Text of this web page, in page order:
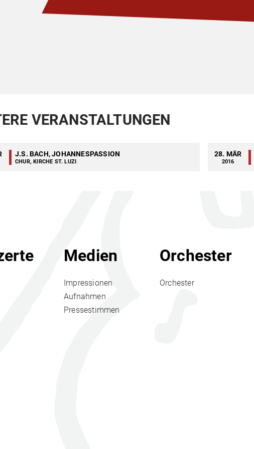
VERANSTALTUNGEN
J.S. BACH, JOHANNESPASSION
CHUR, KIRCHE ST. LUZI
28. MÄR
2016
Medien
Impressionen
Aufnahmen
Pressestimmen
Orchester
Orchester